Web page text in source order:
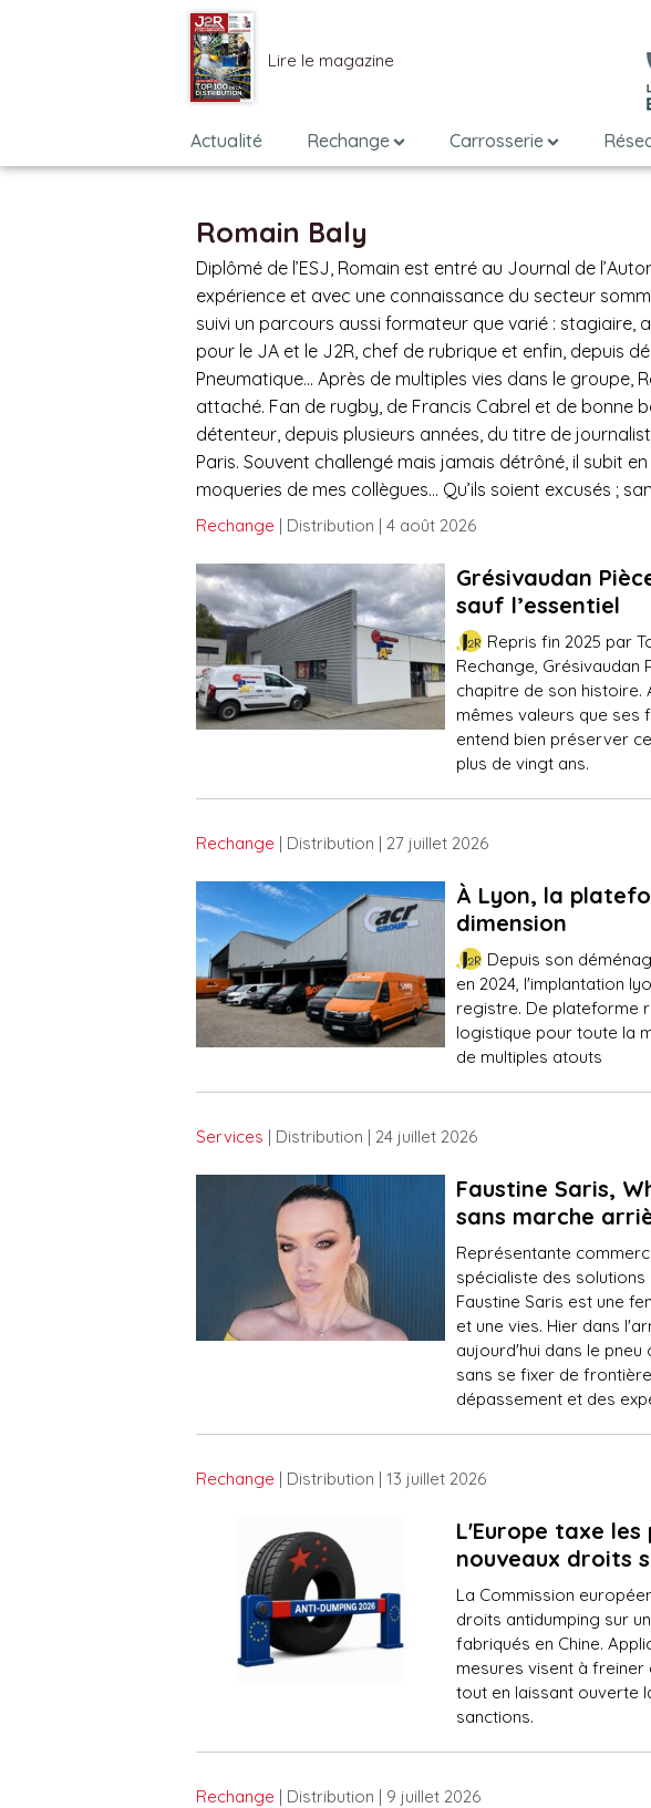
Lire le magazine
Actualité Rechange Carrosserie
Romain Baly
Diplômé de l’ESJ, Romain est entré au Journal de
expérience et avec une connaissance du secteur
suivi un parcours aussi formateur que varié : stagiaire,
pour le JA et le J2R, chef de rubrique et enfin, depuis
Pneumatique… Après de multiples vies dans le groupe,
attaché. Fan de rugby, de Francis Cabrel et de bonne
détenteur, depuis plusieurs années, du titre de
Paris. Souvent challengé mais jamais détrôné, il subit
moqueries de mes collègues… Qu’ils soient excusés ;
Rechange | Distribution | 4 août 2026
Grésivaudan
sauf l’essentiel
Repris fin 2025 par
Rechange, Grésivaudan
chapitre de son histoire.
mêmes valeurs que ses
entend bien préserver
plus de vingt ans.
Rechange | Distribution | 27 juillet 2026
À Lyon, la
dimension
Depuis son
en 2024, l'implantation
registre. De plateforme
logistique pour toute la
de multiples atouts
Services | Distribution | 24 juillet 2026
Faustine Saris,
sans marche
Représentante
spécialiste des
Faustine Saris est une
et une vies. Hier dans
aujourd'hui dans le pneu
sans se fixer de
dépassement et des
Rechange | Distribution | 13 juillet 2026
L'Europe taxe les
nouveaux droits
La Commission
droits antidumping sur
fabriqués en Chine.
mesures visent à
tout en laissant ouverte
sanctions.
Rechange | Distribution | 9 juillet 2026